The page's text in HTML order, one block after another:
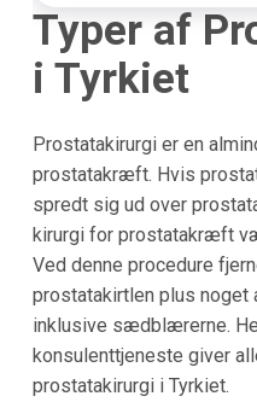
Typer af
i Tyrkiet
Prostatakirurgi er en
prostatakræft. Hvis
spredt sig ud over
kirurgi for prostatakræft
Ved denne procedure
prostatakirtlen plus
inklusive sædblærerne.
konsulenttjeneste giver
prostatakirurgi i Tyrkiet.